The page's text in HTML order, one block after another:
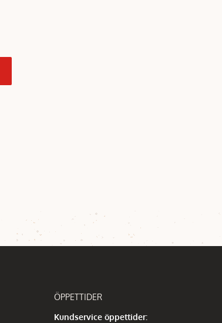
ÖPPETTIDER
Kundservice öppettider: